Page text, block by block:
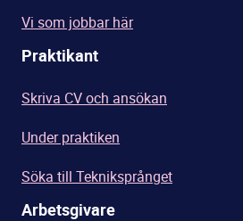
Vi som jobbar här
Praktikant
Skriva CV och ansökan
Under praktiken
Söka till Tekniksprånget
Arbetsgivare